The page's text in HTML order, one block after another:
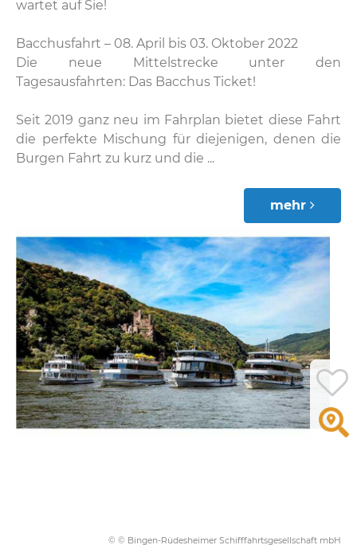
wartet auf Sie!
Bacchusfahrt – 08. April bis 03. Oktober 2022
Die neue Mittelstrecke unter den
Tagesausfahrten: Das Bacchus Ticket!
Seit 2019 ganz neu im Fahrplan bietet diese Fahrt
die perfekte Mischung für diejenigen, denen die
Burgen Fahrt zu kurz und die ...
mehr
© © Bingen-Rüdesheimer Schifffahrtsgesellschaft mbH